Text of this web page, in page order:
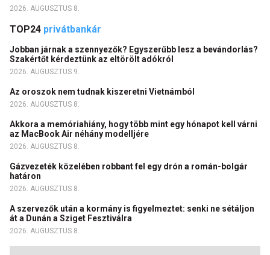
2026. AUGUSZTUS 8.
TOP24 privátbankár
Jobban járnak a szennyezők? Egyszerűbb lesz a bevándorlás?
Szakértőt kérdeztünk az eltörölt adókról
2026. AUGUSZTUS 9.
Az oroszok nem tudnak kiszeretni Vietnámból
2026. AUGUSZTUS 8.
Akkora a memóriahiány, hogy több mint egy hónapot kell várni
az MacBook Air néhány modelljére
2026. AUGUSZTUS 8.
Gázvezeték közelében robbant fel egy drón a román-bolgár
határon
2026. AUGUSZTUS 8.
A szervezők után a kormány is figyelmeztet: senki ne sétáljon
át a Dunán a Sziget Fesztiválra
2026. AUGUSZTUS 8.